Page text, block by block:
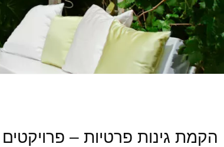
הקמת גינות פרטיות –